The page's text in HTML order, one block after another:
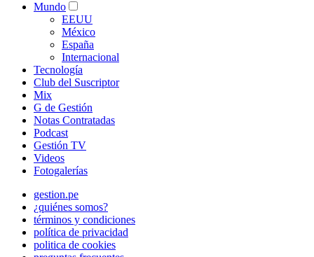
Mundo
EEUU
México
España
Internacional
Tecnología
Club del Suscriptor
Mix
G de Gestión
Notas Contratadas
Podcast
Gestión TV
Videos
Fotogalerías
gestion.pe
¿quiénes somos?
términos y condiciones
política de privacidad
politica de cookies